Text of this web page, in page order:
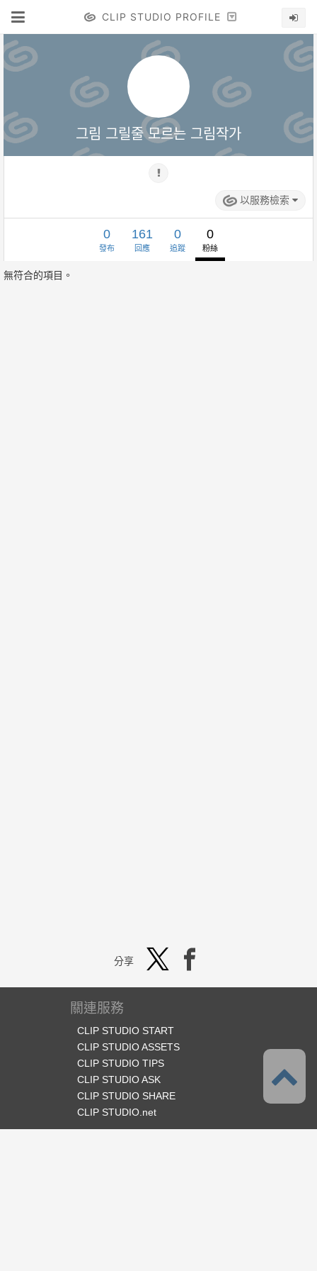
CLIP STUDIO PROFILE
그림 그릴줄 모르는 그림작가
以服務檢索
0
發布
161
回應
0
追蹤
0
粉絲
無符合的項目。
分享
關連服務
CLIP STUDIO START
CLIP STUDIO ASSETS
CLIP STUDIO TIPS
CLIP STUDIO ASK
CLIP STUDIO SHARE
CLIP STUDIO.net